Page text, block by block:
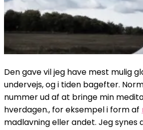
Den gave vil jeg have mest mulig
undervejs, og i tiden bagefter.
nummer ud af at bringe min
hverdagen., for eksempel i form af
madlavning eller andet. Jeg synes